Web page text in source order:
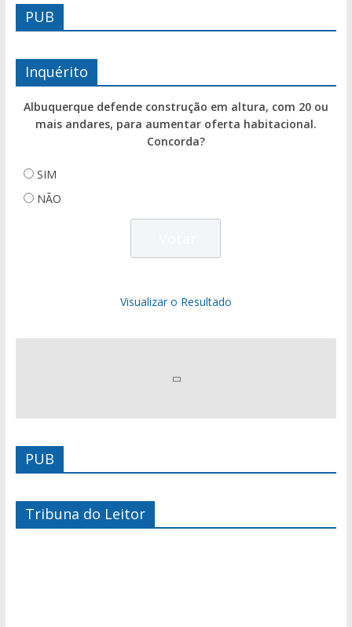
PUB
Inquérito
Albuquerque defende construção em altura, com 20 ou
mais andares, para aumentar oferta habitacional.
Concorda?
SIM
NÃO
Visualizar o Resultado
PUB
Tribuna do Leitor